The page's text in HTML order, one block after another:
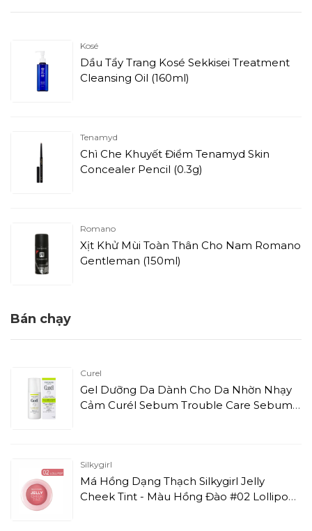
Kosé
Dầu Tẩy Trang Kosé Sekkisei Treatment
Cleansing Oil (160ml)
Tenamyd
Chì Che Khuyết Điểm Tenamyd Skin
Concealer Pencil (0.3g)
Romano
Xịt Khử Mùi Toàn Thân Cho Nam Romano
Gentleman (150ml)
Bán chạy
Curel
Gel Dưỡng Da Dành Cho Da Nhờn Nhạy
Cảm Curél Sebum Trouble Care Sebum
Silkygirl
Má Hồng Dạng Thạch Silkygirl Jelly
Cheek Tint - Màu Hồng Đào #02 Lollipop